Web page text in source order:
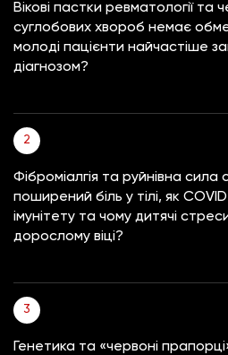
Вікові пастки ревматології
суглобових хвороб немає
молоді пацієнти найчастіше
діагнозом?
Фіброміалгія та руйнівна
поширений біль у тілі, як
імунітету та чому дитячі
дорослому віці?
Генетика та «червоні